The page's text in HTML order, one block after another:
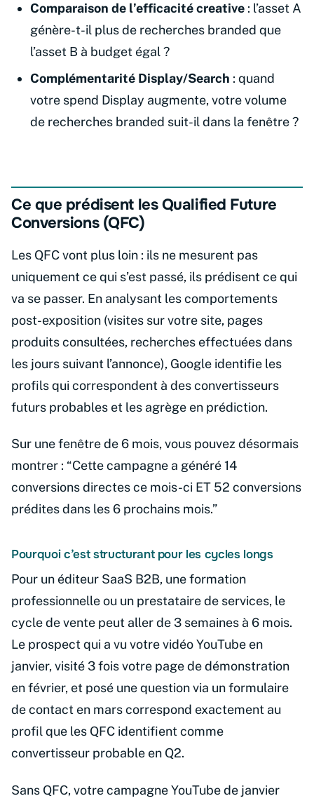
Comparaison de l’efficacité creative : l’asset A
génère-t-il plus de recherches branded que
l’asset B à budget égal ?
Complémentarité Display/Search : quand
votre spend Display augmente, votre volume
de recherches branded suit-il dans la fenêtre ?
Ce que prédisent les Qualified Future
Conversions (QFC)
Les QFC vont plus loin : ils ne mesurent pas
uniquement ce qui s’est passé, ils prédisent ce qui
va se passer. En analysant les comportements
post-exposition (visites sur votre site, pages
produits consultées, recherches effectuées dans
les jours suivant l’annonce), Google identifie les
profils qui correspondent à des convertisseurs
futurs probables et les agrège en prédiction.
Sur une fenêtre de 6 mois, vous pouvez désormais
montrer : “Cette campagne a généré 14
conversions directes ce mois-ci ET 52 conversions
prédites dans les 6 prochains mois.”
Pourquoi c’est structurant pour les cycles longs
Pour un éditeur SaaS B2B, une formation
professionnelle ou un prestataire de services, le
cycle de vente peut aller de 3 semaines à 6 mois.
Le prospect qui a vu votre vidéo YouTube en
janvier, visité 3 fois votre page de démonstration
en février, et posé une question via un formulaire
de contact en mars correspond exactement au
profil que les QFC identifient comme
convertisseur probable en Q2.
Sans QFC, votre campagne YouTube de janvier